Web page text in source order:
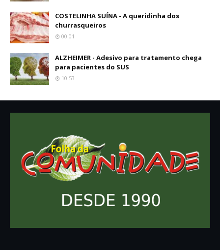
COSTELINHA SUÍNA - A queridinha dos
churrasqueiros
00:01
ALZHEIMER - Adesivo para tratamento chega
para pacientes do SUS
10:53